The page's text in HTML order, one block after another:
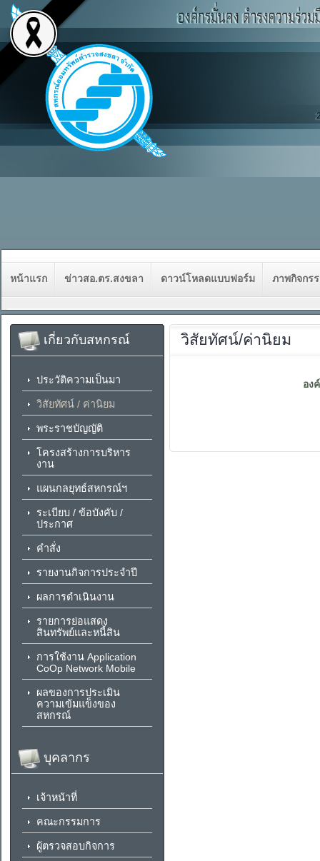
หน้าแรก ข่าวสอ.ตร.สงขลา ดาวน์โหลดแบบฟอร์ม ภาพกิจกร
วิสัยทัศน์/ค่านิยม
อง
เกี่ยวกับสหกรณ์
ประวัติความเป็นมา
วิสัยทัศน์ / ค่านิยม
พระราชบัญญัติ
โครงสร้างการบริหาร
งาน
แผนกลยุทธ์สหกรณ์ฯ
ระเบียบ / ข้อบังคับ /
ประกาศ
คำสั่ง
รายงานกิจการประจำปี
ผลการดำเนินงาน
รายการย่อแสดง
สินทรัพย์และหนี้สิน
การใช้งาน Application
CoOp Network Mobile
ผลของการประเมิน
ความเข้มแข็งของ
สหกรณ์
บุคลากร
เจ้าหน้าที่
คณะกรรมการ
ผู้ตรวจสอบกิจการ